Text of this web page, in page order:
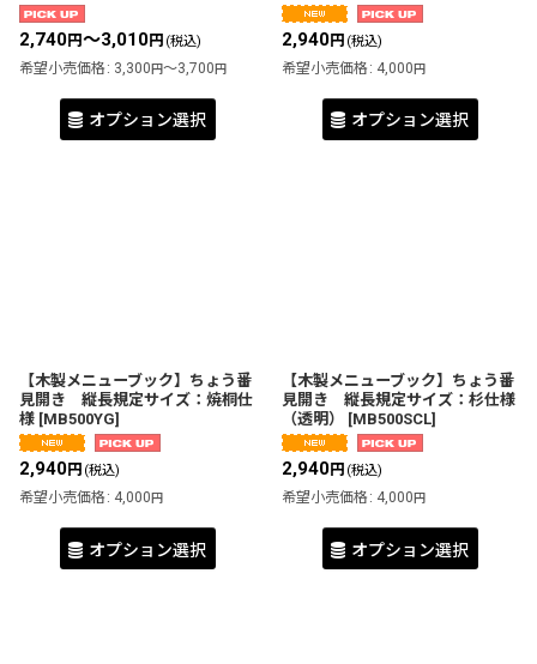
2,740円～3,010円 (税込)
希望小売価格 : 3,300円～3,700円
オプション選択
2,940円 (税込)
希望小売価格 : 4,000円
オプション選択
【木製メニューブック】ちょう番
見開き 縦長規定サイズ：焼桐仕
様 [MB500YG]
2,940円 (税込)
希望小売価格 : 4,000円
オプション選択
【木製メニューブック】ちょう番
見開き 縦長規定サイズ：杉仕様
（透明）
[MB500SCL]
2,940円 (税込)
希望小売価格 : 4,000円
オプション選択